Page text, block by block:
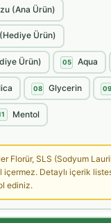
(Ana Ürün)
Ürün)
Ürün) 05 Aqua
08 Glycerin 09
Mentol
Florür, SLS (Sodyum
içermez. Detaylı içerik
ediniz.